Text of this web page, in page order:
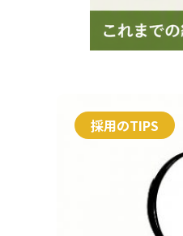
採用のTIPS